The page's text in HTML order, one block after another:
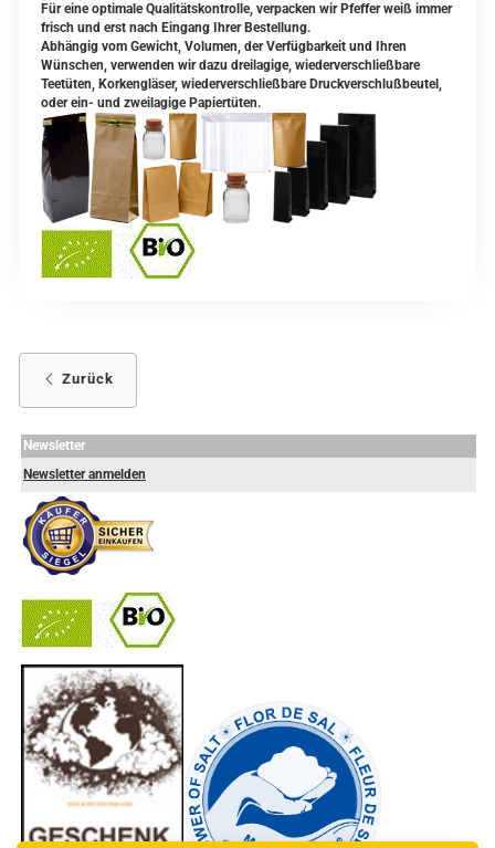
Für eine optimale Qualitätskontrolle, verpacken wir Pfeffer weiß immer
frisch und erst nach Eingang Ihrer Bestellung.
Abhängig vom Gewicht, Volumen, der Verfügbarkeit und Ihren
Wünschen, verwenden wir dazu dreilagige, wiederverschließbare
Teetüten, Korkengläser, wiederverschließbare Druckverschlußbeutel,
oder ein- und zweilagige Papiertüten.
Zurück
Newsletter
Newsletter anmelden